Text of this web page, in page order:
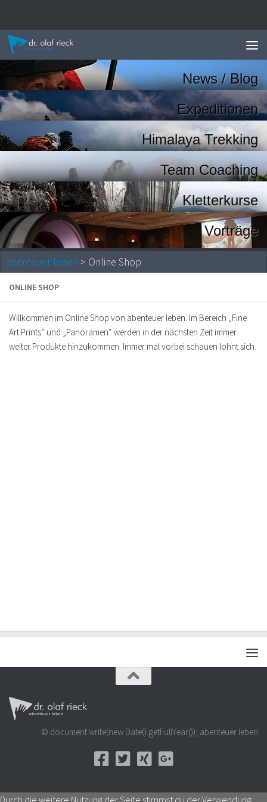
News / Blog
Expeditionen
Himalaya Trekking
Team Coaching
Kletterkurse
Vorträge
abenteuer leben > Online Shop
ONLINE SHOP
Willkommen im Online Shop von abenteuer leben. Im Bereich „Fine
Art Prints“ und „Panoramen“ werden in der nächsten Zeit immer
weiter Produkte hinzukommen. Immer mal vorbei schauen lohnt sich.
© document.write(new Date().getFullYear()); abenteuer leben
Durch die weitere Nutzung der Seite stimmst du der Verwendung